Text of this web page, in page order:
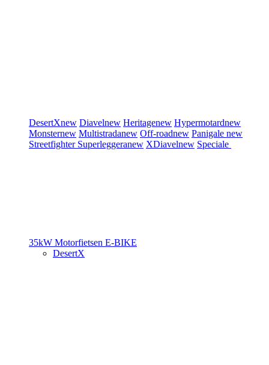
DesertXnew Diavelnew Heritagenew Hypermotardnew
Monsternew Multistradanew Off-roadnew Panigale new
Streetfighter Superleggeranew XDiavelnew Speciale
35kW Motorfietsen E-BIKE
DesertX